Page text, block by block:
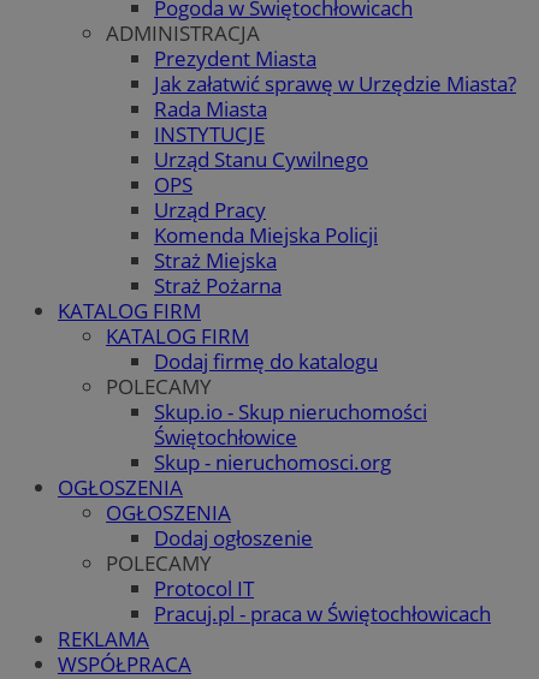
Pogoda w Świętochłowicach
ADMINISTRACJA
Prezydent Miasta
Jak załatwić sprawę w Urzędzie Miasta?
Rada Miasta
INSTYTUCJE
Urząd Stanu Cywilnego
OPS
Urząd Pracy
Komenda Miejska Policji
Straż Miejska
Straż Pożarna
KATALOG FIRM
KATALOG FIRM
Dodaj firmę do katalogu
POLECAMY
Skup.io - Skup nieruchomości
Świętochłowice
Skup - nieruchomosci.org
OGŁOSZENIA
OGŁOSZENIA
Dodaj ogłoszenie
POLECAMY
Protocol IT
Pracuj.pl - praca w Świętochłowicach
REKLAMA
WSPÓŁPRACA